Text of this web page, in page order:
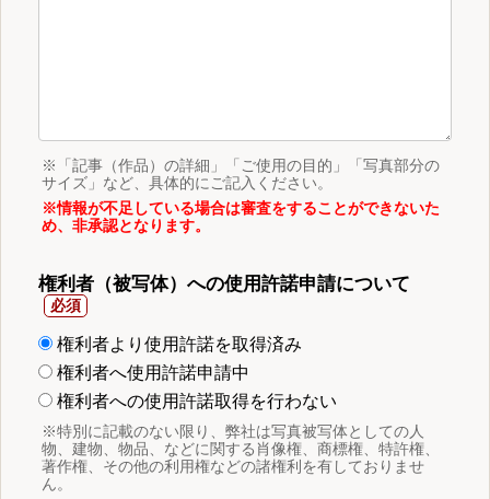
※「記事（作品）の詳細」「ご使用の目的」「写真部分の
サイズ」など、具体的にご記入ください。
※情報が不足している場合は審査をすることができないた
め、非承認となります。
権利者（被写体）への使用許諾申請について
権利者より使用許諾を取得済み
権利者へ使用許諾申請中
権利者への使用許諾取得を行わない
※特別に記載のない限り、弊社は写真被写体としての人
物、建物、物品、などに関する肖像権、商標権、特許権、
著作権、その他の利用権などの諸権利を有しておりませ
ん。